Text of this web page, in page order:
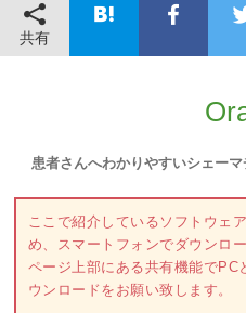
共有
患者さんへわかりやすいシェー
ここで紹介しているソフトウェ
め、スマートフォンでダウンロ
ページ上部にある共有機能でPC
ウンロードをお願い致します。